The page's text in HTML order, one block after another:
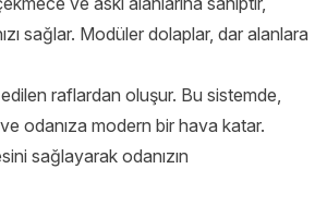
sağlar. Modüler dolaplar, dar alanlara
raflardan oluşur. Bu sistemde,
odanıza modern bir hava katar.
sağlayarak odanızın